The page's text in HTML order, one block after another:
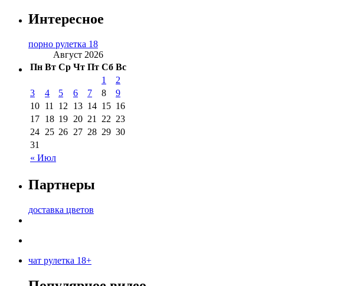
Интересное
порно рулетка 18
Август 2026
Пн Вт Ср Чт Пт Сб Вс
« Июл
1
2
3
4 5 6 7 8
9
10 11 12 13 14 15 16
17 18 19 20 21 22 23
24 25 26 27 28 29 30
31
Партнеры
доставка цветов
чат рулетка 18+